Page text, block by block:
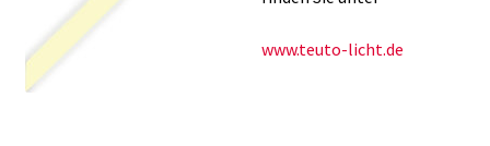
www.teuto-licht.de